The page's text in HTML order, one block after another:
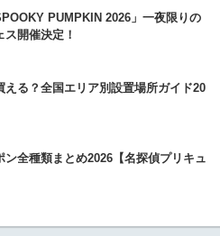
PUMPKIN 2026」一夜限りの
開催決定！
える？全国エリア別設置場所ガイド20
ン全種類まとめ2026【名探偵プリキュ